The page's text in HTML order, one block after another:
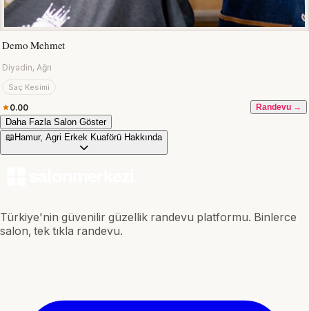
Demo Mehmet
Diyadin, Ağrı
Saç Kesimi
0.00 Randevu →
Daha Fazla Salon Göster
📖 Hamur, Agri Erkek Kuaförü Hakkında
Türkiye'nin güvenilir güzellik randevu platformu. Binlerce
salon, tek tıkla randevu.